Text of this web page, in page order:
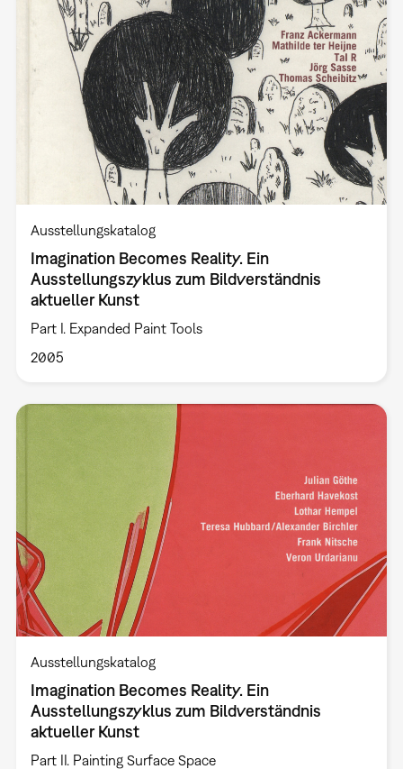
Ausstellungskatalog
Imagination Becomes Reality. Ein
Ausstellungszyklus zum Bildverständnis
aktueller Kunst
Part I. Expanded Paint Tools
2005
Ausstellungskatalog
Imagination Becomes Reality. Ein
Ausstellungszyklus zum Bildverständnis
aktueller Kunst
Part II. Painting Surface Space